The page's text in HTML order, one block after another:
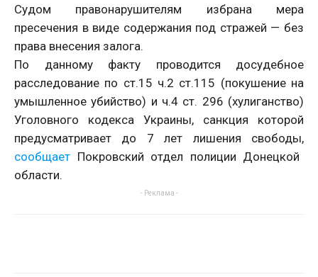
Судом правонарушителям избрана мера
пресечения в виде содержания под стражей — без
права внесения залога.
По данному факту проводится досудебное
расследование по ст.15 ч.2 ст.115 (покушение на
умышленное убийство) и ч.4 ст. 296 (хулиганство)
Уголовного кодекса Украины, санкция которой
предусматривает до 7 лет лишения свободы,
сообщает Покровский отдел полиции Донецкой
области.
- Реклама -